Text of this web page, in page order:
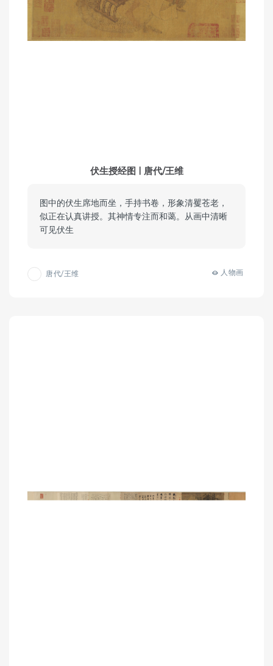
伏生授经图 | 唐代/王维
图中的伏生席地而坐，手持书卷，形象清矍苍老，
似正在认真讲授。其神情专注而和蔼。从画中清晰
可见伏生
唐代/王维 人物画